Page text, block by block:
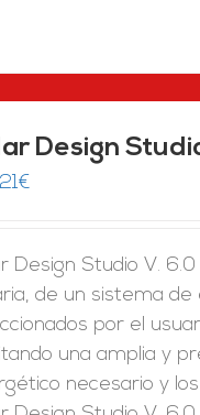
Design
€
Design Studio V.
de un sistema de
por el
una amplia y
necesario y